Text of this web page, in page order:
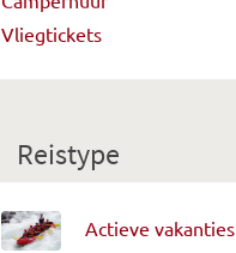
Vliegtickets
Reistype
Actieve vakanties